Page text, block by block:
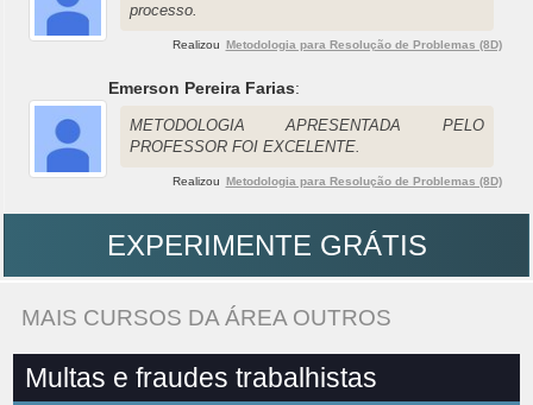
processo.
Realizou Metodologia para Resolução de Problemas (8D)
Emerson Pereira Farias:
METODOLOGIA APRESENTADA PELO
PROFESSOR FOI EXCELENTE.
Realizou Metodologia para Resolução de Problemas (8D)
EXPERIMENTE GRÁTIS
MAIS CURSOS DA ÁREA OUTROS
Multas e fraudes trabalhistas